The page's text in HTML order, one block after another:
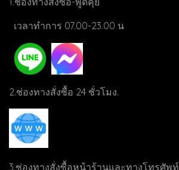
เวลาทำการ 07.00-23.00 น
2.ช่องทางสั่งซื้อ 24 ชั่วโมง.
3.ช่องทางสั่งซื้อหน้าร้านและทางโทรศัพท์